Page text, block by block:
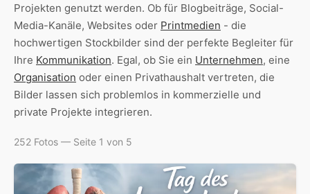
Projekten genutzt werden. Ob für Blogbeiträge, Social-
Media-Kanäle, Websites oder Printmedien - die
hochwertigen Stockbilder sind der perfekte Begleiter für
Ihre Kommunikation. Egal, ob Sie ein Unternehmen, eine
Organisation oder einen Privathaushalt vertreten, die
Bilder lassen sich problemlos in kommerzielle und
private Projekte integrieren.
252 Fotos — Seite 1 von 5